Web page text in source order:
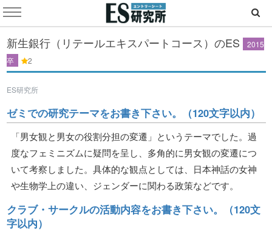
新生銀行（リテールエキスパートコース）のES
2015
卒
2
ES研究所
ゼミでの研究テーマをお書き下さい。（120文字以内）
「男女観と男女の役割分担の変遷」というテーマでした。過
度なフェミニズムに疑問を呈し、多角的に男女観の変遷につ
いて考察しました。具体的な観点としては、日本神話の女神
や生物学上の違い、ジェンダーに関わる政策などです。
クラブ・サークルの活動内容をお書き下さい。（120文
字以内）